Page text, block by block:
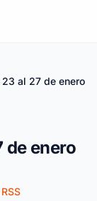
al 27 de enero
de enero
RSS